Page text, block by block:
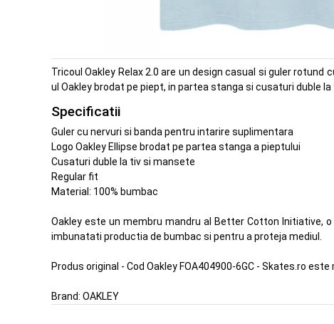
Tricoul Oakley Relax 2.0 are un design casual si guler
ul Oakley brodat pe piept, in partea stanga si cusaturi duble la
Specificatii
Guler cu nervuri si banda pentru intarire suplimentara
Logo Oakley Ellipse brodat pe partea stanga a pieptului
Cusaturi duble la tiv si mansete
Regular fit
Material: 100% bumbac
Oakley este un membru mandru al Better Cotton Initiative,
imbunatati productia de bumbac si pentru a proteja mediul.
Produs original - Cod Oakley FOA404900-6GC - Skates.ro
Brand: OAKLEY